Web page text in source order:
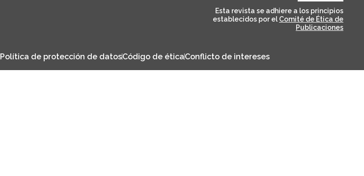
Esta revista se adhiere a los principios
establecidos por el Comité de Ética de
Publicaciones
Política de protección de datosCódigo de éticaConflicto de intereses